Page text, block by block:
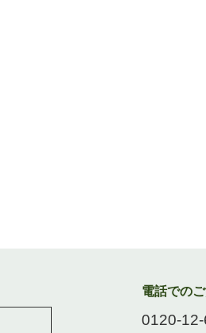
電話での
0120-